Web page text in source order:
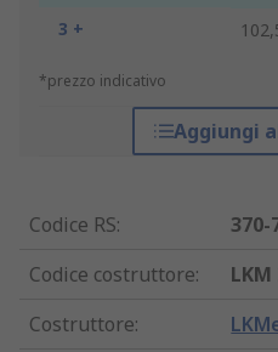
3 +
*prezzo indicativo
Aggiungi
Codice RS:
370-
Codice costruttore:
LKM
Costruttore: